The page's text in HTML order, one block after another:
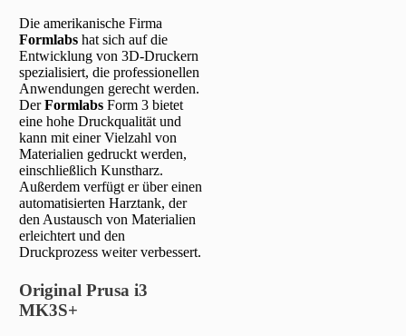
Die amerikanische Firma
Formlabs hat sich auf die
Entwicklung von 3D-Druckern
spezialisiert, die professionellen
Anwendungen gerecht werden.
DerFormlabs Form 3 bietet
eine hohe Druckqualität und
kann mit einer Vielzahl von
Materialien gedruckt werden,
einschließlich Kunstharz.
Außerdem verfügt er über einen
automatisierten Harztank, der
den Austausch von Materialien
erleichtert und den
Druckprozess weiter verbessert.
Original Prusa i3
MK3S+